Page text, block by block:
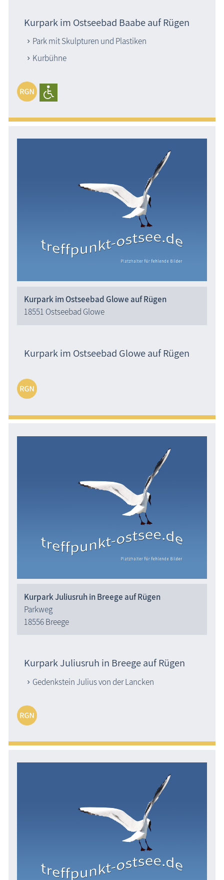
Kurpark im Ostseebad Baabe auf Rügen
Park mit Skulpturen und Plastiken
Kurbühne
Kurpark im Ostseebad Glowe auf Rügen
18551 Ostseebad Glowe
Kurpark im Ostseebad Glowe auf Rügen
Kurpark Juliusruh in Breege auf Rügen
Parkweg
18556 Breege
Kurpark Juliusruh in Breege auf Rügen
Gedenkstein Julius von der Lancken